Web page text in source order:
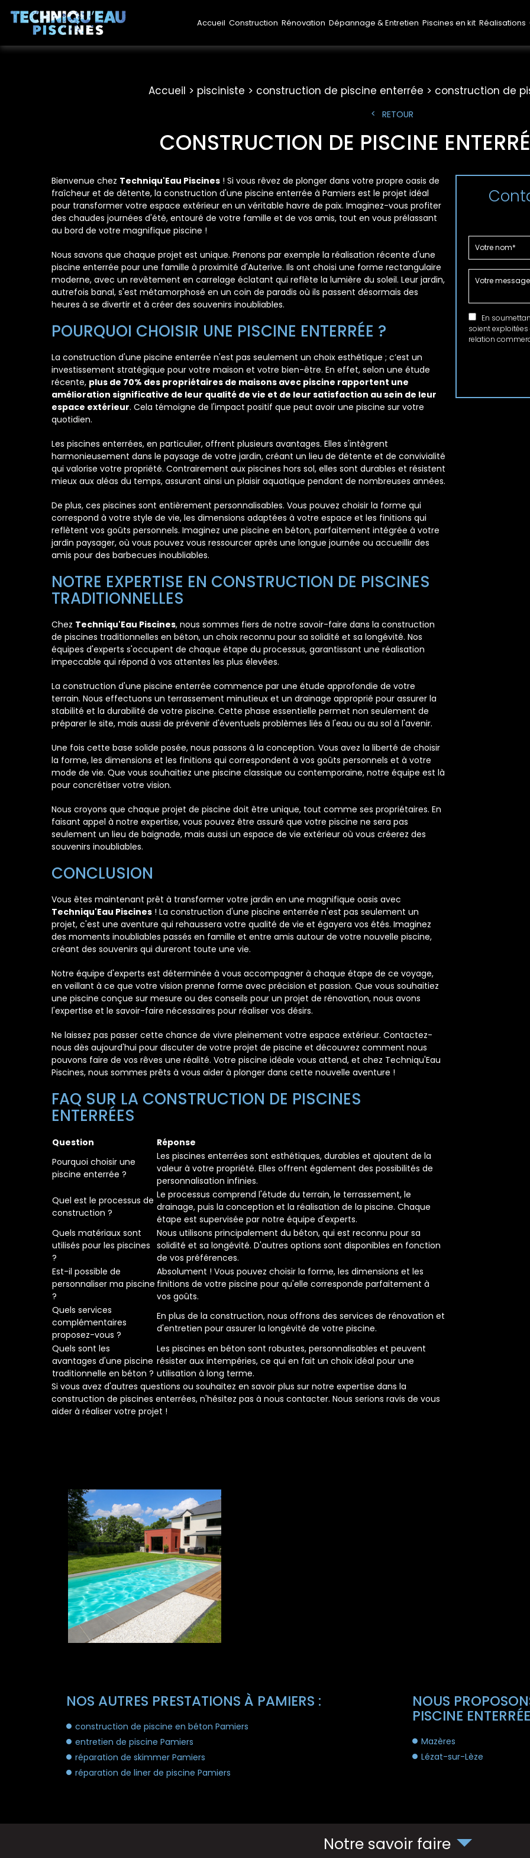
Accueil Construction Rénovation Dépannage & Entretien Piscines en kit Réalisations
Accueil pisciniste construction de piscine enterrée construction de
RETOUR
CONSTRUCTION DE PISCINE
Bienvenue chez Techniqu'Eau Piscines ! Si vous rêvez de plonger dans votre propre oasis de
fraîcheur et de détente, la construction d'une piscine enterrée à Pamiers est le projet idéal
pour transformer votre espace extérieur en un véritable havre de paix. Imaginez-vous profiter
des chaudes journées d'été, entouré de votre famille et de vos amis, tout en vous prélassant
au bord de votre magnifique piscine !
Nous savons que chaque projet est unique. Prenons par exemple la réalisation récente d'une
piscine enterrée pour une famille à proximité d'Auterive. Ils ont choisi une forme rectangulaire
moderne, avec un revêtement en carrelage éclatant qui reflète la lumière du soleil. Leur jardin,
autrefois banal, s'est métamorphosé en un coin de paradis où ils passent désormais des
heures à se divertir et à créer des souvenirs inoubliables.
POURQUOI CHOISIR UNE PISCINE ENTERRÉE ?
La construction d'une piscine enterrée n'est pas seulement un choix esthétique ; c’est un
investissement stratégique pour votre maison et votre bien-être. En effet, selon une étude
récente, plus de 70% des propriétaires de maisons avec piscine rapportent une
amélioration significative de leur qualité de vie et de leur satisfaction au sein de leur
espace extérieur. Cela témoigne de l'impact positif que peut avoir une piscine sur votre
quotidien.
Les piscines enterrées, en particulier, offrent plusieurs avantages. Elles s'intègrent
harmonieusement dans le paysage de votre jardin, créant un lieu de détente et de convivialité
qui valorise votre propriété. Contrairement aux piscines hors sol, elles sont durables et résistent
mieux aux aléas du temps, assurant ainsi un plaisir aquatique pendant de nombreuses années.
De plus, ces piscines sont entièrement personnalisables. Vous pouvez choisir la forme qui
correspond à votre style de vie, les dimensions adaptées à votre espace et les finitions qui
reflètent vos goûts personnels. Imaginez une piscine en béton, parfaitement intégrée à votre
jardin paysager, où vous pouvez vous ressourcer après une longue journée ou accueillir des
amis pour des barbecues inoubliables.
NOTRE EXPERTISE EN CONSTRUCTION DE PISCINES
TRADITIONNELLES
Chez Techniqu'Eau Piscines, nous sommes fiers de notre savoir-faire dans la construction
de piscines traditionnelles en béton, un choix reconnu pour sa solidité et sa longévité. Nos
équipes d'experts s'occupent de chaque étape du processus, garantissant une réalisation
impeccable qui répond à vos attentes les plus élevées.
La construction d'une piscine enterrée commence par une étude approfondie de votre
terrain. Nous effectuons un terrassement minutieux et un drainage approprié pour assurer la
stabilité et la durabilité de votre piscine. Cette phase essentielle permet non seulement de
préparer le site, mais aussi de prévenir d'éventuels problèmes liés à l'eau ou au sol à l'avenir.
Une fois cette base solide posée, nous passons à la conception. Vous avez la liberté de choisir
la forme, les dimensions et les finitions qui correspondent à vos goûts personnels et à votre
mode de vie. Que vous souhaitiez une piscine classique ou contemporaine, notre équipe est là
pour concrétiser votre vision.
Nous croyons que chaque projet de piscine doit être unique, tout comme ses propriétaires. En
faisant appel à notre expertise, vous pouvez être assuré que votre piscine ne sera pas
seulement un lieu de baignade, mais aussi un espace de vie extérieur où vous créerez des
souvenirs inoubliables.
CONCLUSION
Vous êtes maintenant prêt à transformer votre jardin en une magnifique oasis avec
Techniqu'Eau Piscines ! La construction d'une piscine enterrée n'est pas seulement un
projet, c'est une aventure qui rehaussera votre qualité de vie et égayera vos étés. Imaginez
des moments inoubliables passés en famille et entre amis autour de votre nouvelle piscine,
créant des souvenirs qui dureront toute une vie.
Notre équipe d'experts est déterminée à vous accompagner à chaque étape de ce voyage,
en veillant à ce que votre vision prenne forme avec précision et passion. Que vous souhaitiez
une piscine conçue sur mesure ou des conseils pour un projet de rénovation, nous avons
l'expertise et le savoir-faire nécessaires pour réaliser vos désirs.
Ne laissez pas passer cette chance de vivre pleinement votre espace extérieur. Contactez-
nous dès aujourd'hui pour discuter de votre projet de piscine et découvrez comment nous
pouvons faire de vos rêves une réalité. Votre piscine idéale vous attend, et chez Techniqu'Eau
Piscines, nous sommes prêts à vous aider à plonger dans cette nouvelle aventure !
FAQ SUR LA CONSTRUCTION DE PISCINES
ENTERRÉES
Question
Réponse
Pourquoi choisir une
piscine enterrée ?
Les piscines enterrées sont esthétiques, durables et ajoutent de la
valeur à votre propriété. Elles offrent également des possibilités de
personnalisation infinies.
Quel est le processus de
construction ?
Le processus comprend l'étude du terrain, le terrassement, le
drainage, puis la conception et la réalisation de la piscine. Chaque
étape est supervisée par notre équipe d'experts.
Quels matériaux sont
utilisés pour les piscines
?
Nous utilisons principalement du béton, qui est reconnu pour sa
solidité et sa longévité. D'autres options sont disponibles en fonction
de vos préférences.
Est-il possible de
personnaliser ma piscine
?
Absolument ! Vous pouvez choisir la forme, les dimensions et les
finitions de votre piscine pour qu'elle corresponde parfaitement à
vos goûts.
Quels services
complémentaires
proposez-vous ?
En plus de la construction, nous offrons des services de rénovation et
d'entretien pour assurer la longévité de votre piscine.
Quels sont les
avantages d'une piscine
traditionnelle en béton ?
Les piscines en béton sont robustes, personnalisables et peuvent
résister aux intempéries, ce qui en fait un choix idéal pour une
utilisation à long terme.
Si vous avez d'autres questions ou souhaitez en savoir plus sur notre expertise dans la
construction de piscines enterrées, n'hésitez pas à nous contacter. Nous serions ravis de vous
aider à réaliser votre projet !
En
soient
relation
NOS AUTRES PRESTATIONS À PAMIERS :
construction de piscine en béton Pamiers
entretien de piscine Pamiers
réparation de skimmer Pamiers
réparation de liner de piscine Pamiers
NOUS
PISCINE
Mazères
Lézat-sur-Lèze
Notre savoir faire